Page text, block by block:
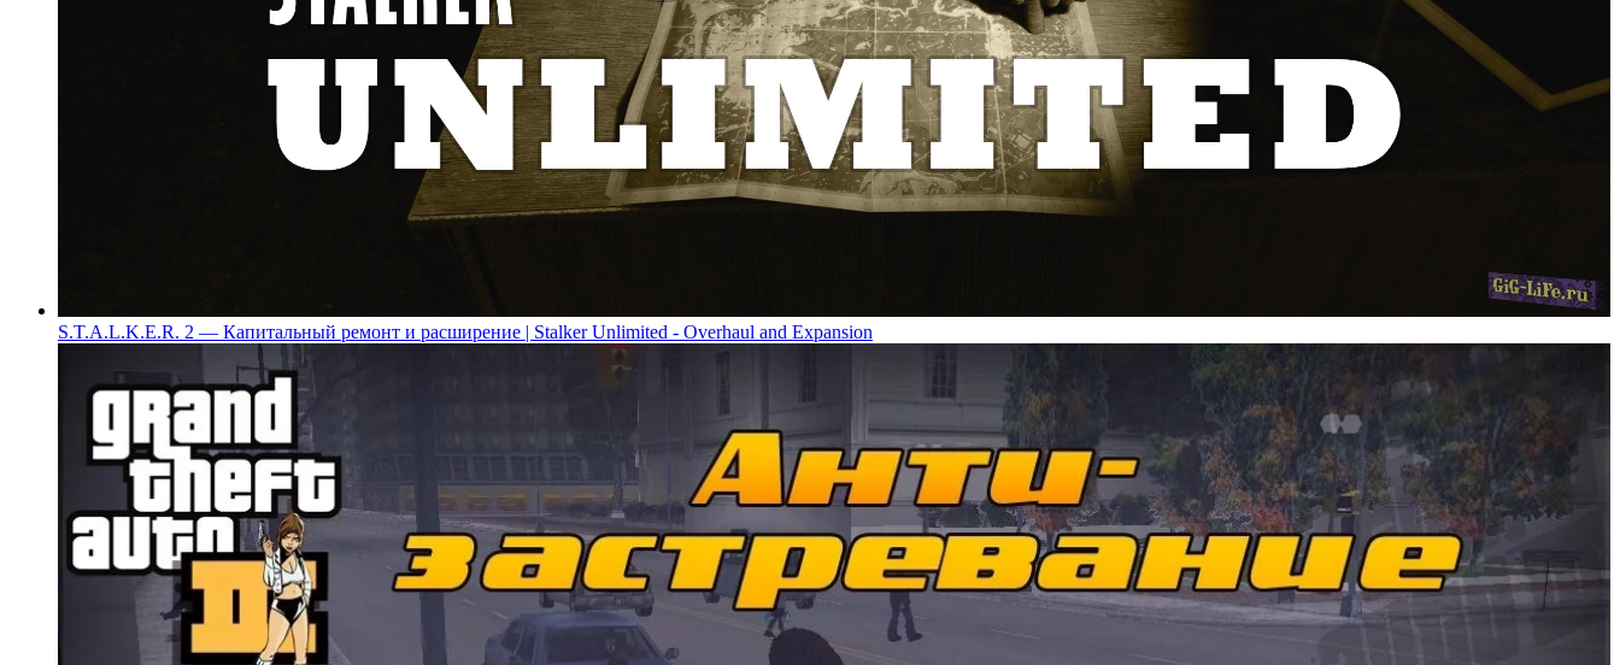
S.T.A.L.K.E.R. 2 — Капитальный ремонт и расширение | Stalker Unlimited - Overhaul and Expansion